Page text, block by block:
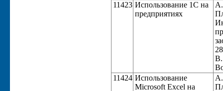
11423 Использование 1С на
предприятиях
11424 Использование
Microsoft Excel на